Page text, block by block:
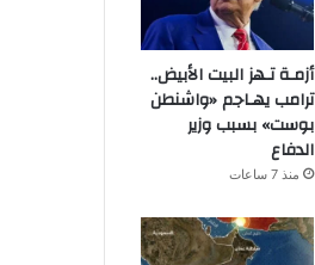
أزمـة تـهز البيت الأبيض..
ترامب يهـاجم «واشنطن
بوست» بسبب وزير
الدفاع
منذ 7 ساعات